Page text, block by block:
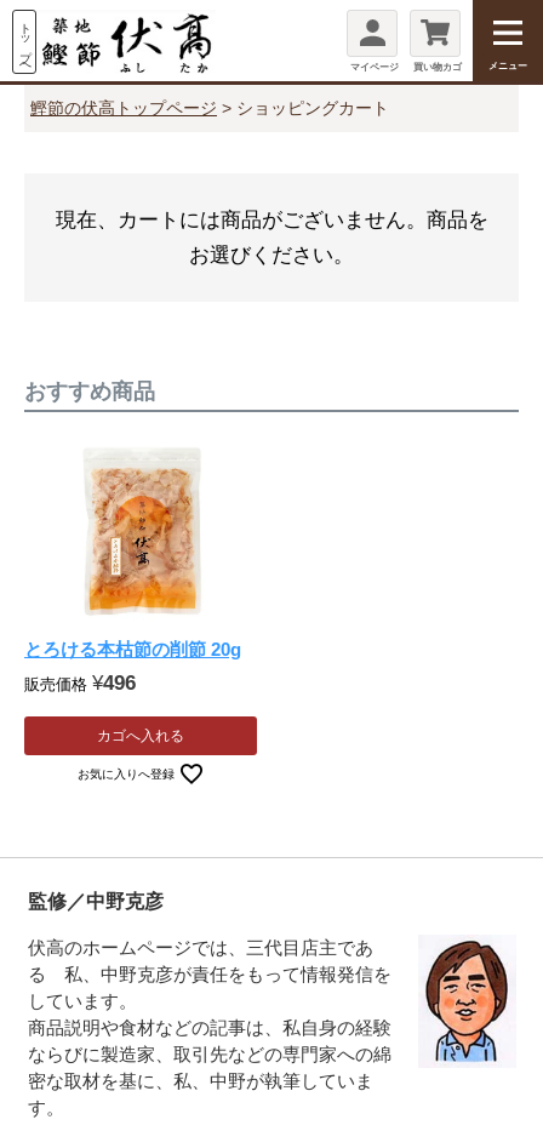
マイページ 買い物カゴ メニュー
鰹節の伏高トップページ ショッピングカート
現在、カートには商品がございません。商品を
お選びください。
おすすめ商品
とろける本枯節の削節 20g
販売価格 ¥496
カゴへ入れる
お気に入りへ登録
監修／中野克彦
伏高のホームページでは、三代目店主であ
る 私、中野克彦が責任をもって情報発信を
しています。
商品説明や食材などの記事は、私自身の経験
ならびに製造家、取引先などの専門家への綿
密な取材を基に、私、中野が執筆していま
す。